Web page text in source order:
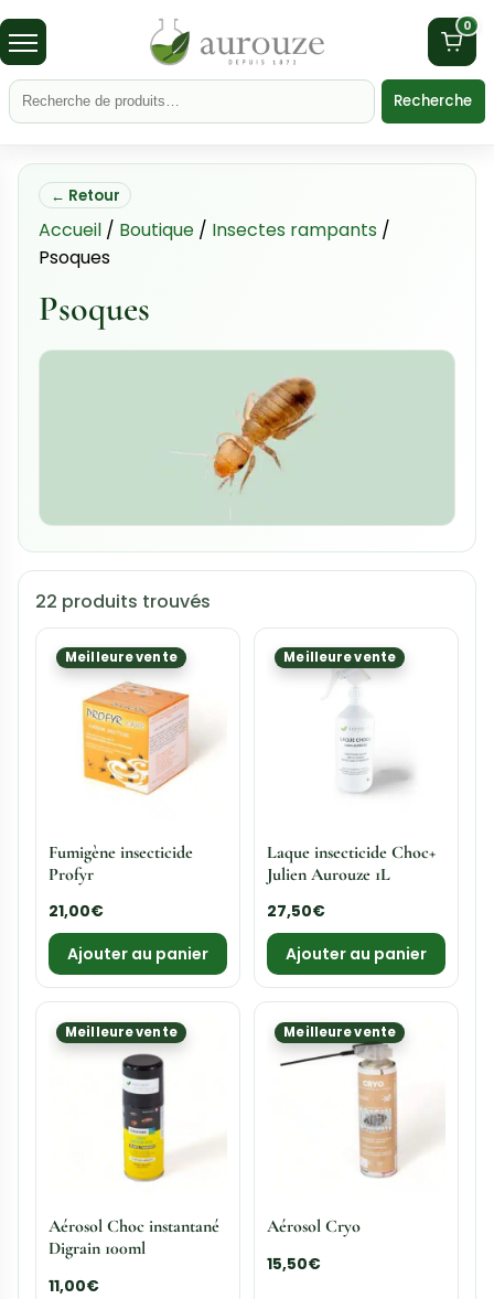
0
Recherche
← Retour
Accueil / Boutique / Insectes rampants /
Psoques
Psoques
22 produits trouvés
Meilleure vente
Fumigène insecticide
Profyr
21,00€
Ajouter au panier
Meilleure vente
Laque insecticide Choc+
Julien Aurouze 1L
27,50€
Ajouter au panier
Meilleure vente
Aérosol Choc instantané
Digrain 100ml
11,00€
Meilleure vente
Aérosol Cryo
15,50€